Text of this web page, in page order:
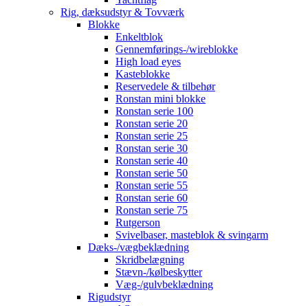
Rig, dæksudstyr & Tovværk
Blokke
Enkeltblok
Gennemførings-/wireblokke
High load eyes
Kasteblokke
Reservedele & tilbehør
Ronstan mini blokke
Ronstan serie 100
Ronstan serie 20
Ronstan serie 25
Ronstan serie 30
Ronstan serie 40
Ronstan serie 50
Ronstan serie 55
Ronstan serie 60
Ronstan serie 75
Rutgerson
Svivelbaser, masteblok & svingarm
Dæks-/vægbeklædning
Skridbelægning
Stævn-/kølbeskytter
Væg-/gulvbeklædning
Rigudstyr